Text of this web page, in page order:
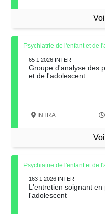
Psychiatrie de l'enfant et de
65 1 2026 INTER
Groupe d'analyse des
et de l'adolescent
INTRA
Psychiatrie de l'enfant et de
163 1 2026 INTER
L'entretien soignant
l'adolescent